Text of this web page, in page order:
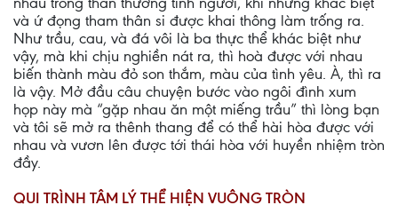
và ứ đọng tham thân si được khai thông làm trống ra.
Như trầu, cau, và đá vôi là ba thực thể khác biệt như
vậy, mà khi chịu nghiền nát ra, thì hoà được với nhau
biến thành màu đỏ son thắm, màu của tình yêu. À, thì ra
là vậy. Mở đầu câu chuyện bước vào ngôi đình xum
họp này mà “gặp nhau ăn một miếng trầu” thì lòng bạn
và tôi sẽ mở ra thênh thang để có thể hài hòa được với
nhau và vươn lên được tới thái hòa với huyền nhiệm tròn
đầy.
QUI TRÌNH TÂM LÝ THỂ HIỆN VUÔNG TRÒN